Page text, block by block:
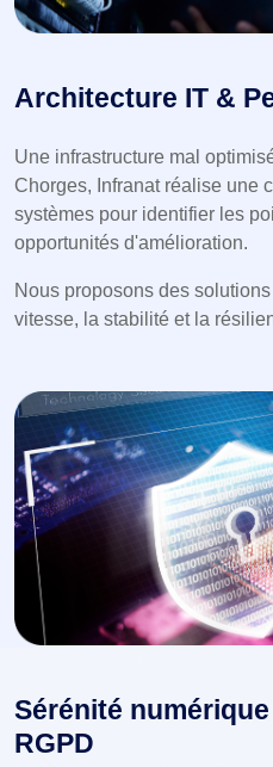
Architecture IT &
Une infrastructure mal
Chorges, Infranat réalise une
systèmes pour identifier les
opportunités d'amélioration.
Nous proposons des
vitesse, la stabilité et la
Sérénité
RGPD